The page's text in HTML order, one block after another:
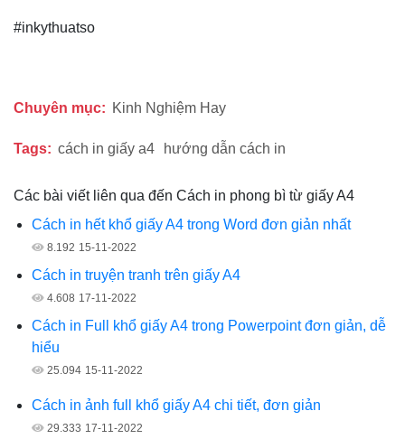
#inkythuatso
Chuyên mục: Kinh Nghiệm Hay
Tags: cách in giấy a4 hướng dẫn cách in
Các bài viết liên qua đến Cách in phong bì từ giấy A4
Cách in hết khổ giấy A4 trong Word đơn giản nhất
8.192 15-11-2022
Cách in truyện tranh trên giấy A4
4.608 17-11-2022
Cách in Full khổ giấy A4 trong Powerpoint đơn giản, dễ
hiểu
25.094 15-11-2022
Cách in ảnh full khổ giấy A4 chi tiết, đơn giản
29.333 17-11-2022